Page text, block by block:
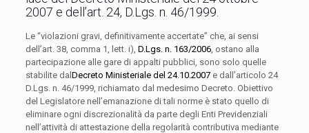
2007 e dell’art. 24, D.Lgs. n. 46/1999.
Le “violazioni gravi, definitivamente accertate” che, ai sensi
dell’art. 38, comma 1, lett. i), D.Lgs. n. 163/2006, ostano alla
partecipazione alle gare di appalti pubblici, sono solo quelle
stabilite dal Decreto Ministerialedel 24.10.2007e dall’articolo 24
D.Lgs. n. 46/1999, richiamato dal medesimo Decreto. Obiettivo
del Legislatore nell’emanazione di tali norme è stato quello di
eliminare ogni discrezionalità da parte degli Enti Previdenziali
nell’attività di attestazione della regolarità contributiva mediante